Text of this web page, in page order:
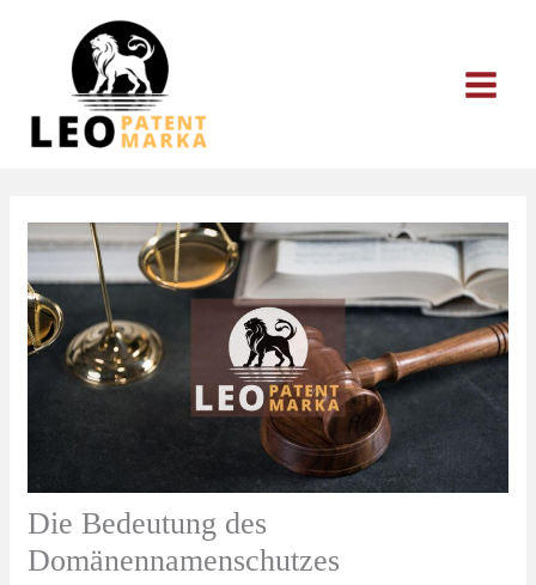
Die Bedeutung des
Domänennamenschutzes